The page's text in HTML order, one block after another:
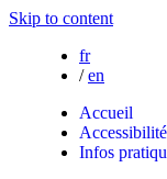
Skip to content
fr
/ en
Accueil
Accessibilité
Infos